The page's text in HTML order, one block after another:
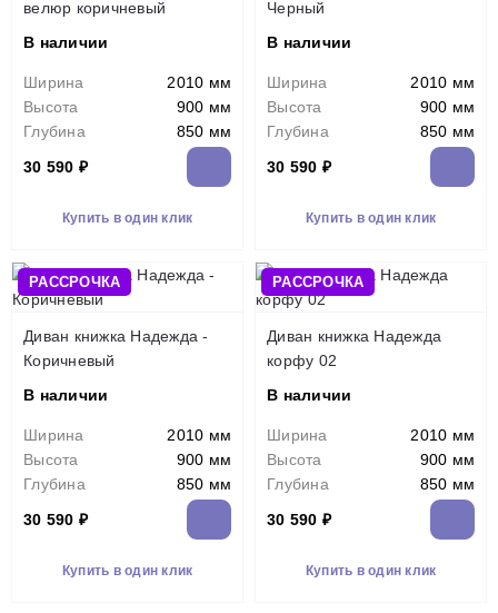
велюр коричневый
В наличии
Ширина
2010 мм
Высота
900 мм
Глубина
850 мм
30 590 ₽
Купить в один клик
Черный
В наличии
Ширина
2010 мм
Высота
900 мм
Глубина
850 мм
30 590 ₽
Купить в один клик
РАССРОЧКА
Диван книжка Надежда -
Коричневый
В наличии
Ширина
2010 мм
Высота
900 мм
Глубина
850 мм
30 590 ₽
Купить в один клик
РАССРОЧКА
Диван книжка Надежда
корфу 02
В наличии
Ширина
2010 мм
Высота
900 мм
Глубина
850 мм
30 590 ₽
Купить в один клик